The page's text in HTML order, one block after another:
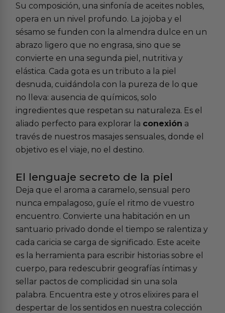
Su composición, una sinfonía de aceites nobles,
opera en un nivel profundo. La jojoba y el
sésamo se funden con la almendra dulce en un
abrazo ligero que no engrasa, sino que se
convierte en una segunda piel, nutritiva y
elástica. Cada gota es un tributo a la piel
desnuda, cuidándola con la pureza de lo que
no lleva: ausencia de químicos, solo
ingredientes que respetan su naturaleza. Es el
aliado perfecto para explorar la conexión a
través de nuestros masajes sensuales, donde el
objetivo es el viaje, no el destino.
El lenguaje secreto de la piel
Deja que el aroma a caramelo, sensual pero
nunca empalagoso, guíe el ritmo de vuestro
encuentro. Convierte una habitación en un
santuario privado donde el tiempo se ralentiza y
cada caricia se carga de significado. Este aceite
es la herramienta para escribir historias sobre el
cuerpo, para redescubrir geografías íntimas y
sellar pactos de complicidad sin una sola
palabra. Encuentra este y otros elixires para el
despertar de los sentidos en nuestra colección